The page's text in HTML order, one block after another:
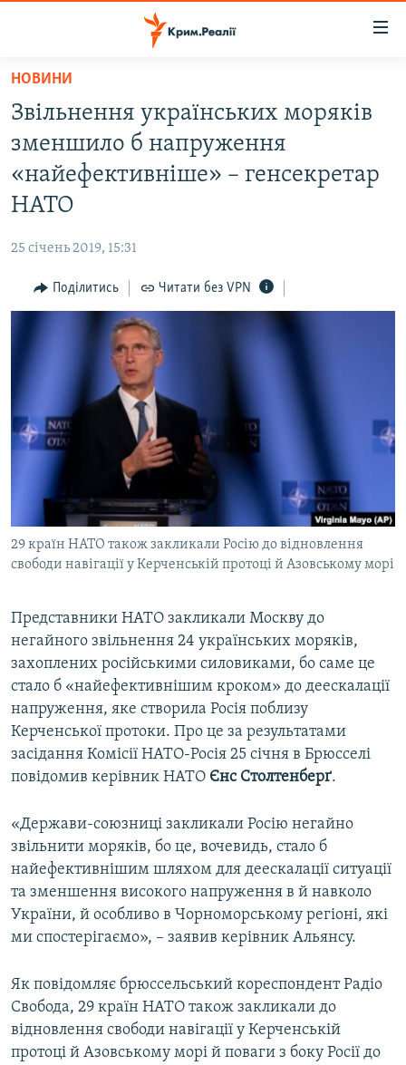
Перейти
основного
матеріалу
Перейти
до
основної
Перейти
пошуку
ВІДЕО ТА ФОТО
ПОЛІТИКА
ІНТЕРВ'Ю
ВСЕ ЗА ДЕНЬ
СПЕЦПРОЕКТИ
ВІДЕОУРОКИ «ELIFBE»
СВІДЧЕННЯ ОКУПАЦІЇ
УКРАЇНСЬКА ПРОБЛЕМА КРИМУ
ІНФОГРАФІКА
ЯК ОБІЙТИ БЛОКУВАННЯ
Русский
Qırımtatar
ДОЛУЧАЙСЯ!
НОВИНИ
Звільнення українських моряків
зменшило б напруження
«найефективніше» – генсекретар
НАТО
25 січень 2019, 15:31
Поділитись Читати без VPN
29 країн НАТО також закликали Росію до відновлення
свободи навігації у Керченській протоці й Азовському морі
Представники НАТО закликали Москву до
негайного звільнення 24 українських моряків,
захоплених російськими силовиками, бо саме це
стало б «найефективнішим кроком» до деескалації
напруження, яке створила Росія поблизу
Керченської протоки. Про це за результатами
засідання Комісії НАТО-Росія 25 січня в Брюсселі
повідомив керівник НАТО Єнс Столтенберґ.
«Держави-союзниці закликали Росію негайно
звільнити моряків, бо це, вочевидь, стало б
найефективнішим шляхом для деескалації ситуації
та зменшення високого напруження в й навколо
України, й особливо в Чорноморському регіоні, які
ми спостерігаємо», – заявив керівник Альянсу.
Як повідомляє брюссельський кореспондент Радіо
Свобода, 29 країн НАТО також закликали до
відновлення свободи навігації у Керченській
протоці й Азовському морі й поваги з боку Росії до